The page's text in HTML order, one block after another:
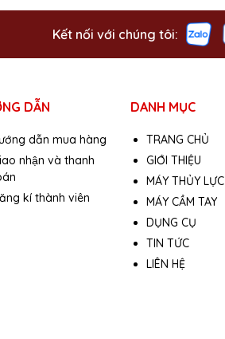
Kết nối với chúng tôi:
DẪN
dẫn mua hàng
nhận và thanh
kí thành viên
DANH MỤC
TRANG CHỦ
GIỚI THIỆU
MÁY THỦY LỰC
MÁY CẦM TAY
DỤNG CỤ
TIN TỨC
LIÊN HỆ